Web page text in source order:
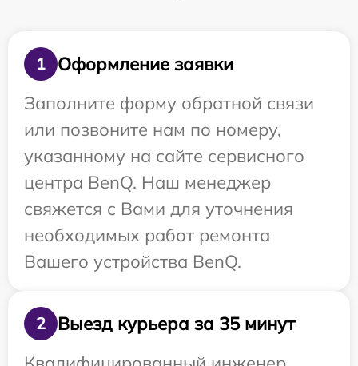
1
Оформление заявки
Заполните форму обратной связи
или позвоните нам по номеру,
указанному на сайте сервисного
центра BenQ. Наш менеджер
свяжется с Вами для уточнения
необходимых работ ремонта
Вашего устройства BenQ.
2
Выезд курьера за 35 минут